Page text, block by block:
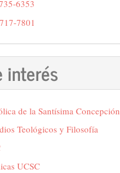
6353
7801
interés
de la Santísima Concepción
Teológicos y Filosofía
UCSC